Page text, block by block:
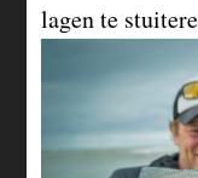
lagen te